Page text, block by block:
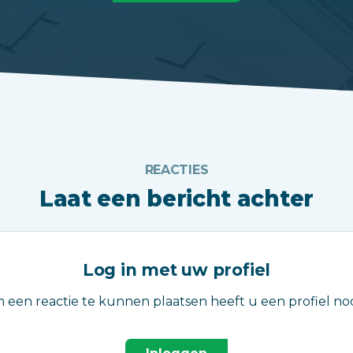
REACTIES
Laat een bericht achter
Log in met uw profiel
een reactie te kunnen plaatsen heeft u een profiel